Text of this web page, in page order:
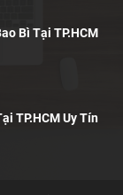
Bì Tại TP.HCM
TP.HCM Uy Tín